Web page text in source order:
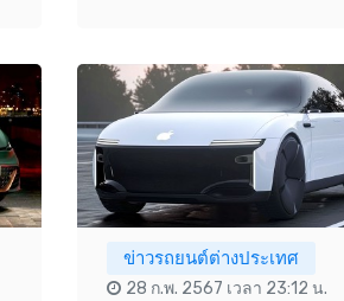
ข่าวรถยนต์ต่างประเทศ
28 ก.พ. 2567 เวลา 23:12 น.